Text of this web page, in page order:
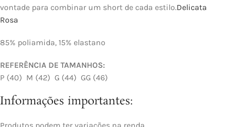
vontade para combinar um short de cada estilo.Delicata
Rosa
85% poliamida, 15% elastano
REFERÊNCIA DE TAMANHOS:
P (40) M (42) G (44) GG (46)
Informações importantes: